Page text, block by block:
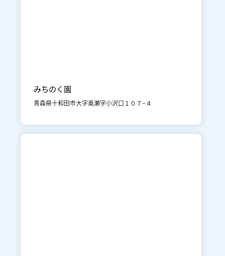
みちのく園
青森県十和田市大字奥瀬字小沢口１０７−４